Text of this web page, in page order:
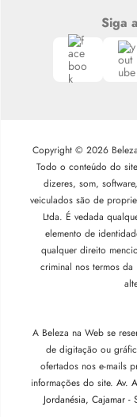
Siga
Copyright © 2026
Todo o conteúdo do
dizeres, som,
veiculados são de
Ltda. É vedada
elemento de
qualquer direito
criminal nos termos
A Beleza na Web se
de digitação ou
ofertados nos e-mails
informações do site. Av.
Jordanésia, Cajamar -